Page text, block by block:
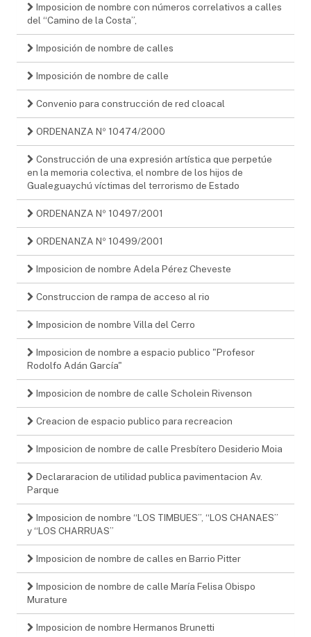
Imposicion de nombre con números correlativos a calles
del “Camino de la Costa”,
Imposición de nombre de calles
Imposición de nombre de calle
Convenio para construcción de red cloacal
ORDENANZA Nº 10474/2000
Construcción de una expresión artística que perpetúe
en la memoria colectiva, el nombre de los hijos de
Gualeguaychú víctimas del terrorismo de Estado
ORDENANZA Nº 10497/2001
ORDENANZA Nº 10499/2001
Imposicion de nombre Adela Pérez Cheveste
Construccion de rampa de acceso al rio
Imposicion de nombre Villa del Cerro
Imposicion de nombre a espacio publico "Profesor
Rodolfo Adán García"
Imposicion de nombre de calle Scholein Rivenson
Creacion de espacio publico para recreacion
Imposicion de nombre de calle Presbítero Desiderio Moia
Declararacion de utilidad publica pavimentacion Av.
Parque
Imposicion de nombre “LOS TIMBUES”, “LOS CHANAES”
y “LOS CHARRUAS”
Imposicion de nombre de calles en Barrio Pitter
Imposicion de nombre de calle María Felisa Obispo
Murature
Imposicion de nombre Hermanos Brunetti